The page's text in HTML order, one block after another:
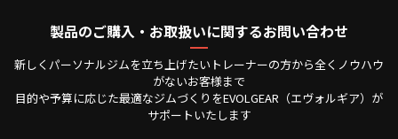
製品のご購入・お取扱いに関するお問い合わせ
新しくパーソナルジムを立ち上げたいトレーナーの方から全くノウハウ
がないお客様まで
目的や予算に応じた最適なジムづくりをEVOLGEAR（エヴォルギア）が
サポートいたします